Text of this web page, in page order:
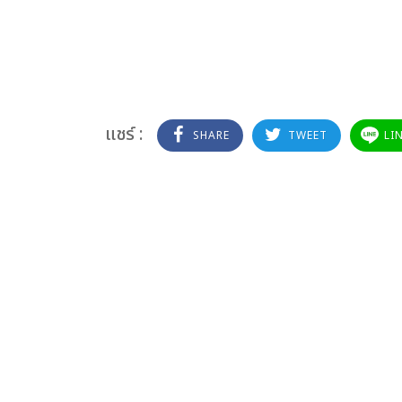
แชร์ : SHARE TWEET